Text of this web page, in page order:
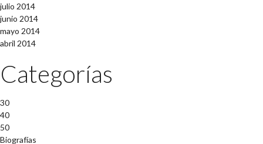
julio 2014
junio 2014
mayo 2014
abril 2014
Categorías
30
40
50
Biografías